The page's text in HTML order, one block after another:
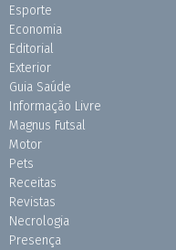
Esporte
Economia
Editorial
Exterior
Guia Saúde
Informação Livre
Magnus Futsal
Motor
Pets
Receitas
Revistas
Necrologia
Presença